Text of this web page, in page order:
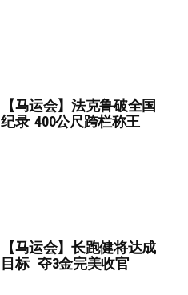
【马运会】法克鲁破全国
纪录 400公尺跨栏称王
【马运会】长跑健将达成
目标 夺3金完美收官